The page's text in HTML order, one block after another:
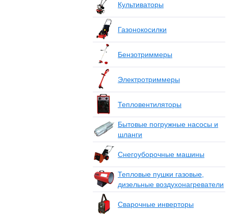
Культиваторы
Газонокосилки
Бензотриммеры
Электротриммеры
Тепловентиляторы
Бытовые погружные насосы и
шланги
Снегоуборочные машины
Тепловые пушки газовые,
дизельные воздухонагреватели
Сварочные инверторы